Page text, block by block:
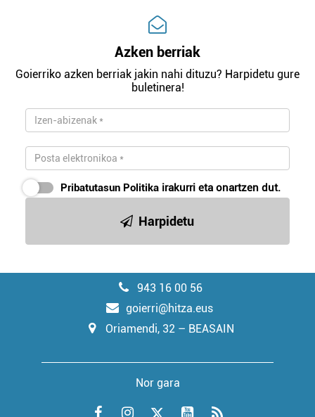
Azken berriak
Goierriko azken berriak jakin nahi dituzu? Harpidetu gure
buletinera!
Pribatutasun Politika irakurri eta onartzen dut.
Harpidetu
943 16 00 56
goierri@hitza.eus
Oriamendi, 32 – BEASAIN
Nor gara